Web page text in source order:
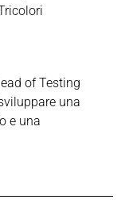
of Testing
una
e una